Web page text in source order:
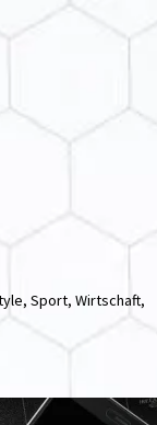
Sport, Wirtschaft,